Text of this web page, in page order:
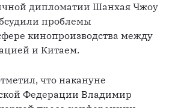
дипломатии Шанхая Чжоу
проблемы
кинопроизводства между
и Китаем.
что накануне
Федерации Владимир